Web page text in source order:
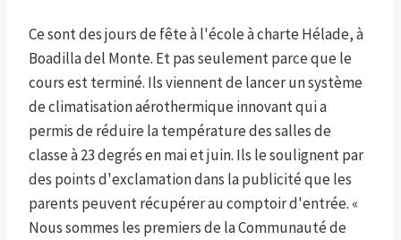
Ce sont des jours de fête à l'école à charte Hélade, à
Boadilla del Monte. Et pas seulement parce que le
cours est terminé. Ils viennent de lancer un système
de climatisation aérothermique innovant qui a
permis de réduire la température des salles de
classe à 23 degrés en mai et juin. Ils le soulignent par
des points d'exclamation dans la publicité que les
parents peuvent récupérer au comptoir d'entrée. «
Nous sommes les premiers de la Communauté de